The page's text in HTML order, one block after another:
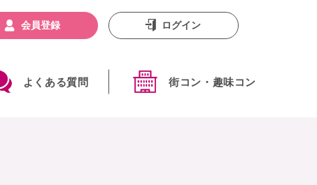
よくある質問 街コン・趣味コン
会員登録 ログイン